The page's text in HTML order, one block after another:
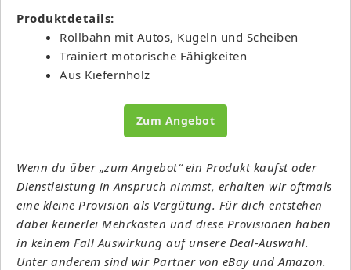
Produktdetails:
Rollbahn mit Autos, Kugeln und Scheiben
Trainiert motorische Fähigkeiten
Aus Kiefernholz
Zum Angebot
Wenn du über „zum Angebot“ ein Produkt kaufst oder
Dienstleistung in Anspruch nimmst, erhalten wir oftmals
eine kleine Provision als Vergütung. Für dich entstehen
dabei keinerlei Mehrkosten und diese Provisionen haben
in keinem Fall Auswirkung auf unsere Deal-Auswahl.
Unter anderem sind wir Partner von eBay und Amazon.